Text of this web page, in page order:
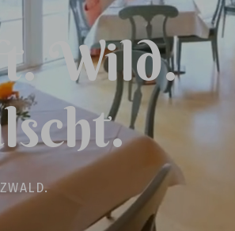
t.Wild.
lscht.
ZWAL D.